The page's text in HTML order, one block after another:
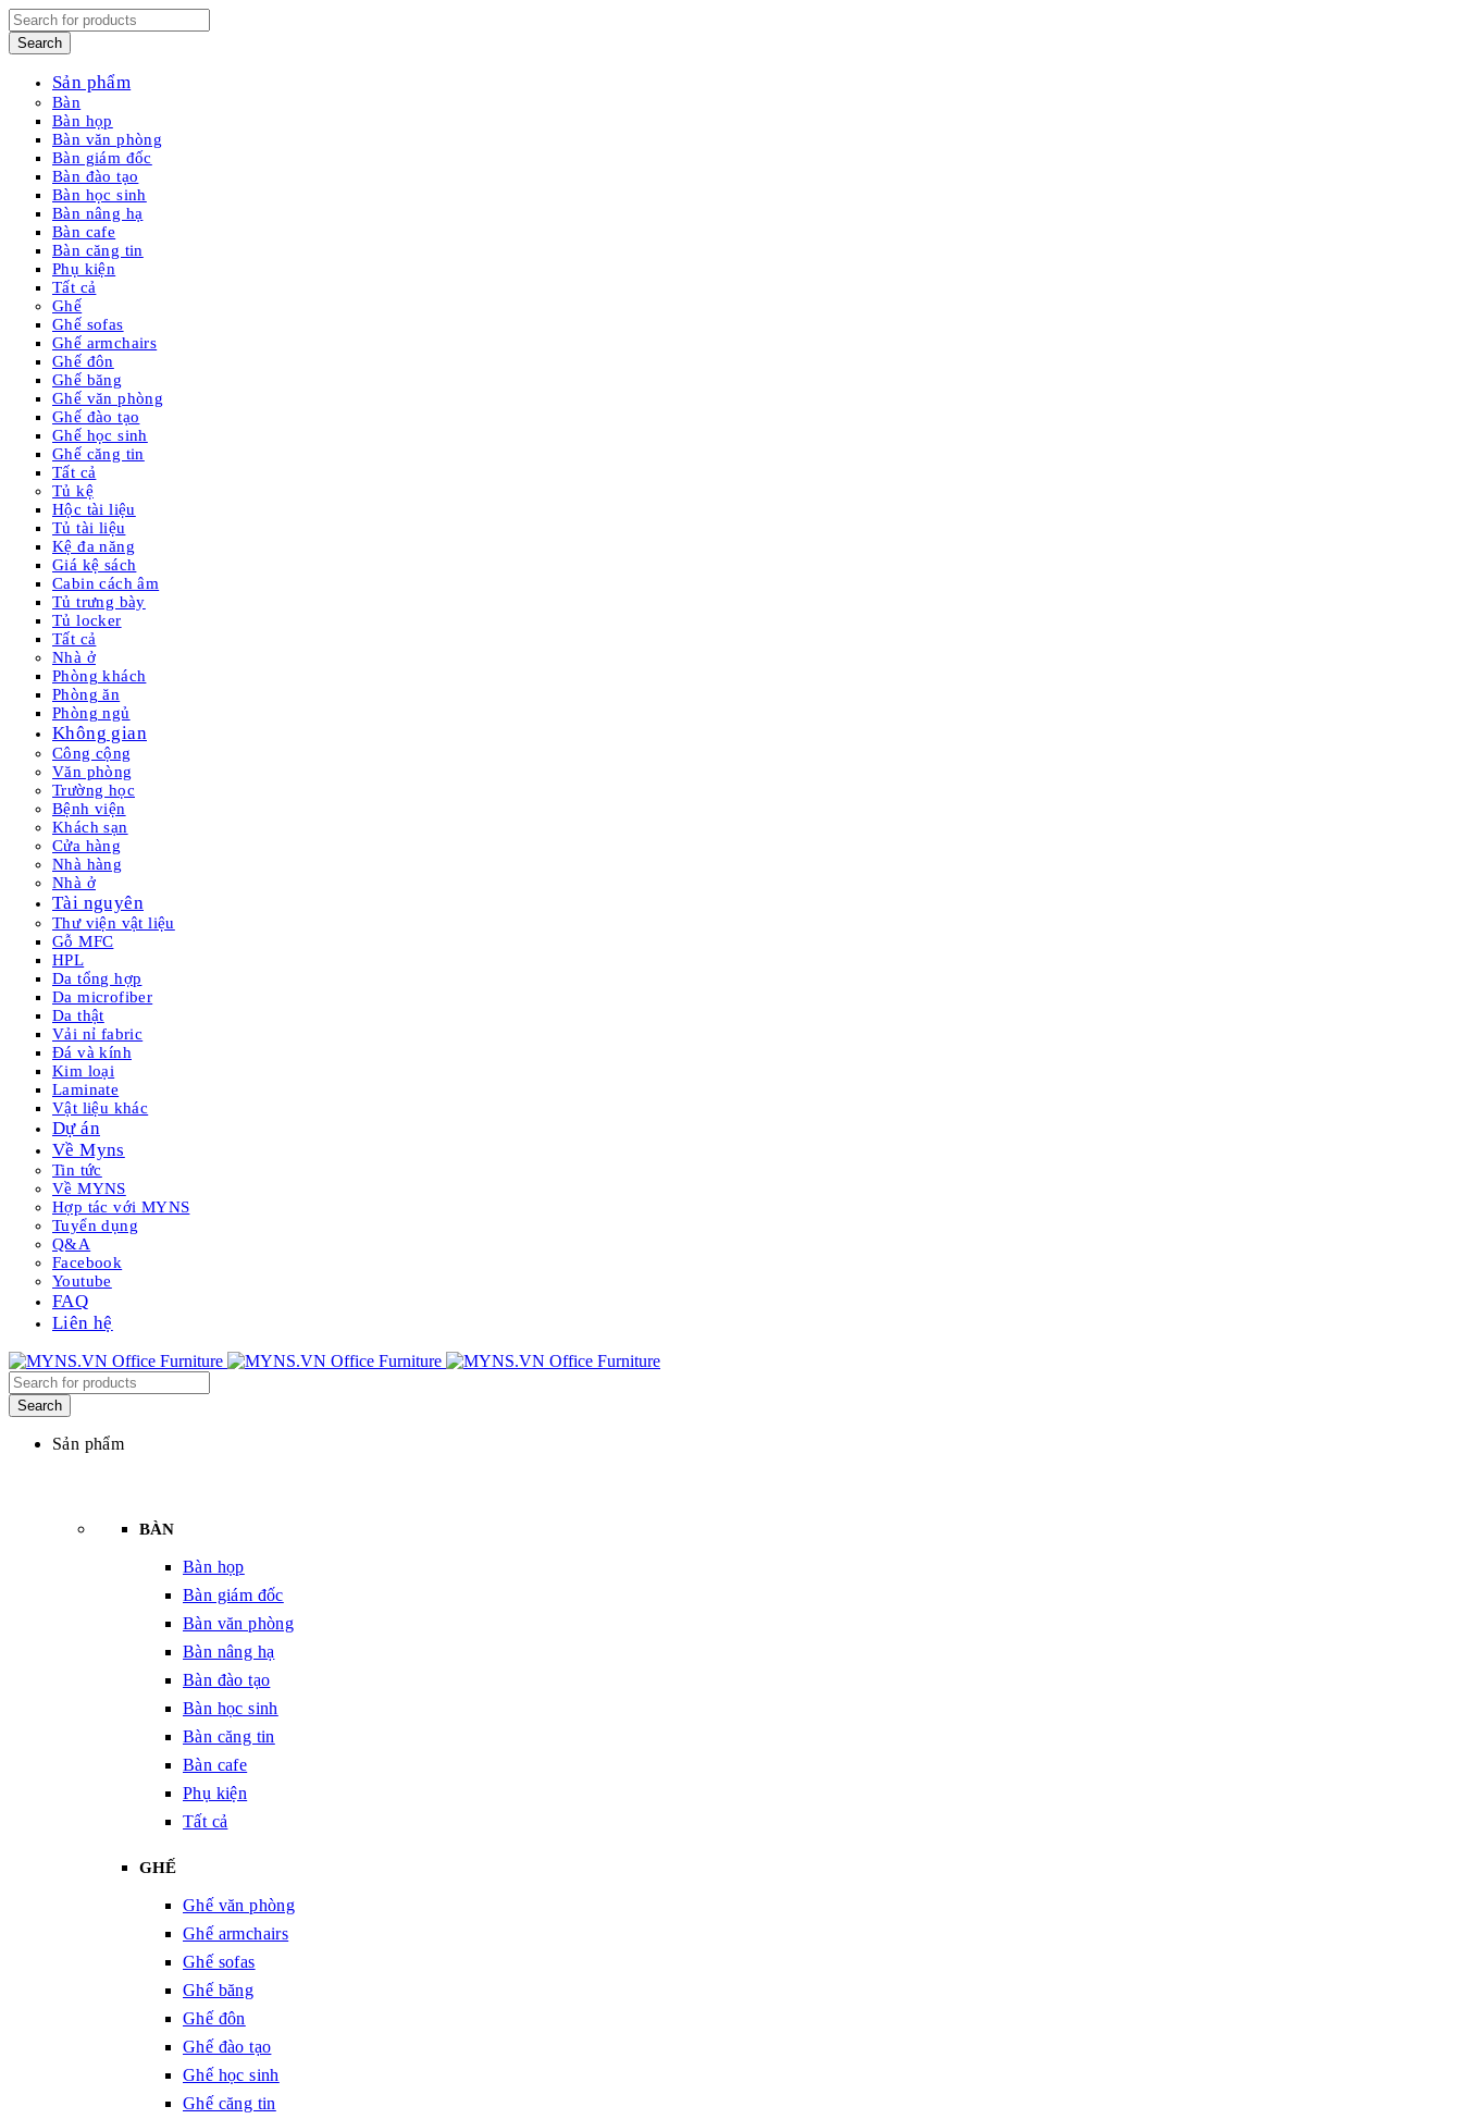
Sản phẩm
Bàn
Bàn họp
Bàn văn phòng
Bàn giám đốc
Bàn đào tạo
Bàn học sinh
Bàn nâng hạ
Bàn cafe
Bàn căng tin
Phụ kiện
Tất cả
Ghế
Ghế sofas
Ghế armchairs
Ghế đôn
Ghế băng
Ghế văn phòng
Ghế đào tạo
Ghế học sinh
Ghế căng tin
Tất cả
Tủ kệ
Hộc tài liệu
Tủ tài liệu
Kệ đa năng
Giá kệ sách
Cabin cách âm
Tủ trưng bày
Tủ locker
Tất cả
Nhà ở
Phòng khách
Phòng ăn
Phòng ngủ
Không gian
Công cộng
Văn phòng
Trường học
Bệnh viện
Khách sạn
Cửa hàng
Nhà hàng
Nhà ở
Tài nguyên
Thư viện vật liệu
Gỗ MFC
HPL
Da tổng hợp
Da microfiber
Da thật
Vải nỉ fabric
Đá và kính
Kim loại
Laminate
Vật liệu khác
Dự án
Về Myns
Tin tức
Về MYNS
Hợp tác với MYNS
Tuyển dụng
Q&A
Facebook
Youtube
FAQ
Liên hệ
Sản phẩm
BÀN
Bàn họp
Bàn giám đốc
Bàn văn phòng
Bàn nâng hạ
Bàn đào tạo
Bàn học sinh
Bàn căng tin
Bàn cafe
Phụ kiện
Tất cả
GHẾ
Ghế văn phòng
Ghế armchairs
Ghế sofas
Ghế băng
Ghế đôn
Ghế đào tạo
Ghế học sinh
Ghế căng tin